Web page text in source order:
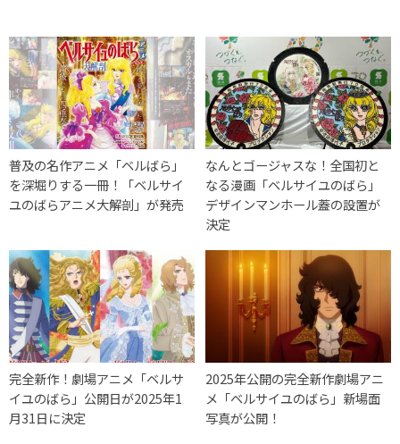
普及の名作アニメ「ベルばら」
を深堀りする一冊！「ベルサイ
ユのばらアニメ大解剖」が発売
なんとゴージャスな！全国初と
なる漫画「ベルサイユのばら」
デザインマンホール蓋の設置が
決定
完全新作！劇場アニメ「ベルサ
イユのばら」公開日が2025年1
月31日に決定
2025年公開の完全新作劇場アニ
メ「ベルサイユのばら」新場面
写真が公開！